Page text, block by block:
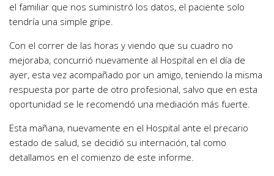
el familiar que nos suministró los datos, el paciente solo
tendría una simple gripe.
Con el correr de las horas y viendo que su cuadro no
mejoraba, concurrió nuevamente al Hospital en el día de
ayer, esta vez acompañado por un amigo, teniendo la misma
respuesta por parte de otro profesional, salvo que en esta
oportunidad se le recomendó una mediación más fuerte.
Esta mañana, nuevamente en el Hospital ante el precario
estado de salud, se decidió su internación, tal como
detallamos en el comienzo de este informe.